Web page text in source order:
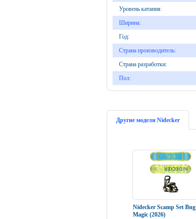
Уровень катания:
Ширина:
Год:
Страна производитель:
Страна разработки:
Пол:
Другие модели Nidecker
Nidecker Scamp Set Bng
Magic (2026)